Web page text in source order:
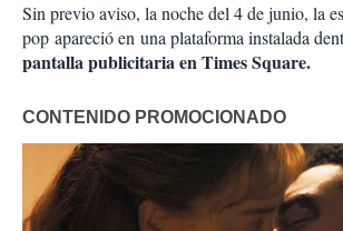
Sin previo aviso, la noche del 4 de junio, la
pop apareció en una plataforma instalada
pantalla publicitaria en Times Square.